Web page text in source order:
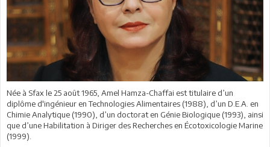
Née à Sfax le 25 août 1965, Amel Hamza-Chaffai est titulaire d’un
diplôme d'ingénieur en Technologies Alimentaires (1988), d’un D.E.A. en
Chimie Analytique (1990), d’un doctorat en Génie Biologique (1993), ainsi
que d’une Habilitation à Diriger des Recherches en Écotoxicologie Marine
(1999).